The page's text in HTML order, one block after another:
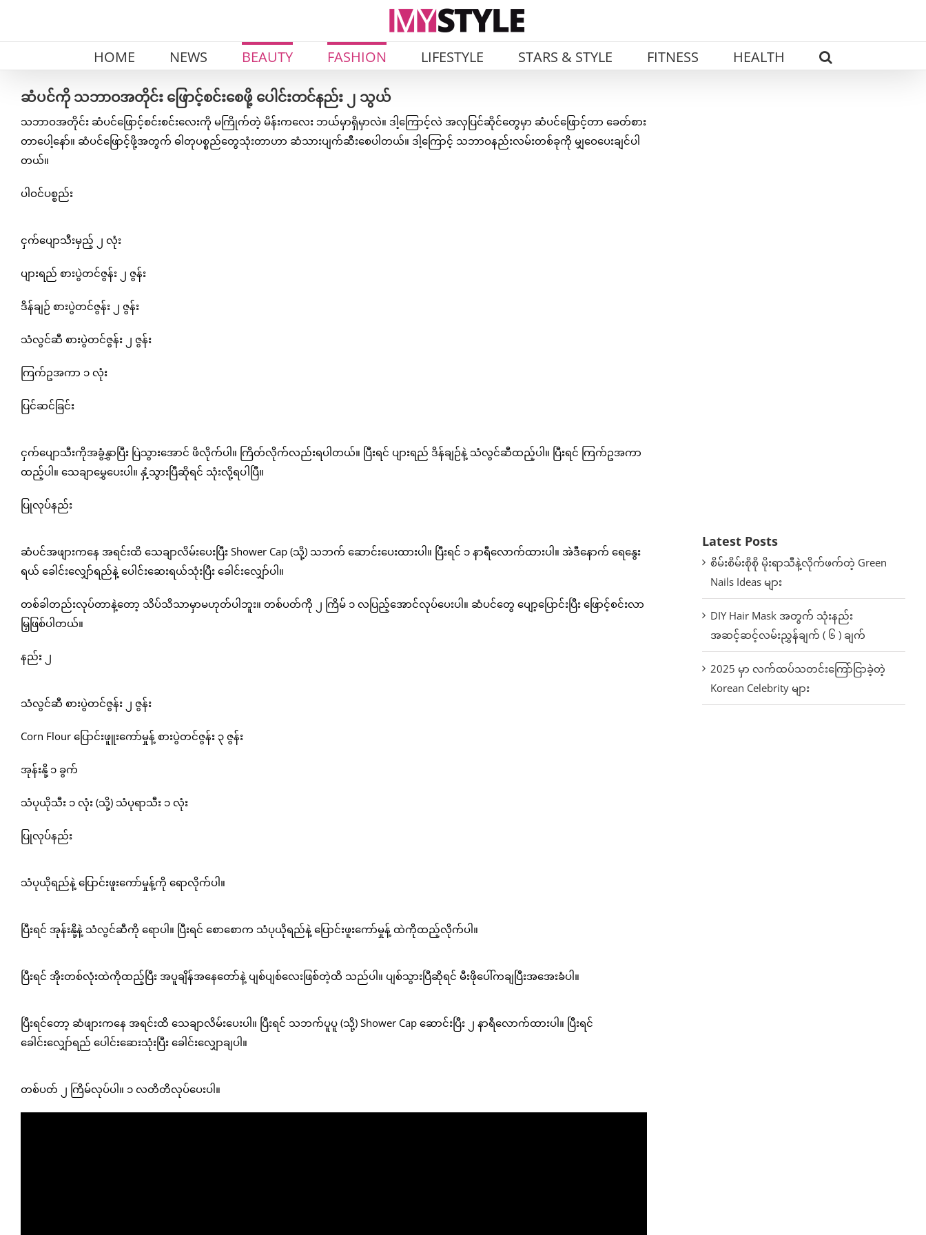
HOME NEWS BEAUTY FASHION LIFESTYLE STARS & STYLE FITNESS HEALTH
ဆံပင်ကို သဘာဝအတိုင်း ဖြောင့်စင်းစေဖို့ ပေါင်းတင်နည်း ၂ သွယ်
သဘာဝအတိုင်း ဆံပင်ဖြောင့်စင်းစင်းလေးကို မကြိုက်တဲ့ မိန်းကလေး ဘယ်မှာရှိမှာလဲ။ ဒါ့ကြောင့်လဲ အလှပြင်ဆိုင်တွေမှာ ဆံပင်ဖြောင့်တာ ခေတ်စား
တာပေါ့နော်။ ဆံပင်ဖြောင့်ဖို့အတွက် ဓါတုပစ္စည်တွေသုံးတာဟာ ဆံသားပျက်ဆီးစေပါတယ်။ ဒါ့ကြောင့် သဘာဝနည်းလမ်းတစ်ခုကို မျှဝေပေးချင်ပါ
တယ်။
ပါဝင်ပစ္စည်း
ငှက်ပျောသီးမှည့် ၂ လုံး
ပျားရည် စားပွဲတင်ဇွန်း ၂ ဇွန်း
ဒိန်ချဉ် စားပွဲတင်ဇွန်း ၂ ဇွန်း
သံလွင်ဆီ စားပွဲတင်ဇွန်း ၂ ဇွန်း
ကြက်ဥအကာ ၁ လုံး
ပြင်ဆင်ခြင်း
ငှက်ပျောသီးကိုအခွံနွှာပြီး ပြဲသွားအောင် ဖိလိုက်ပါ။ ကြိတ်လိုက်လည်းရပါတယ်။ ပြီးရင် ပျားရည် ဒိန်ချဉ်နဲ့ သံလွင်ဆီထည့်ပါ။ ပြီးရင် ကြက်ဥအကာ
ထည့်ပါ။ သေချာမွှေပေးပါ။ နှံ့သွားပြီဆိုရင် သုံးလို့ရပါပြီ။
ပြုလုပ်နည်း
ဆံပင်အဖျားကနေ အရင်းထိ သေချာလိမ်းပေးပြီး Shower Cap (သို့) သဘက် ဆောင်းပေးထားပါ။ ပြီးရင် ၁ နာရီလောက်ထားပါ။ အဲဒီနောက် ရေနွေး
ရယ် ခေါင်းလျှော်ရည်နဲ့ ပေါင်းဆေးရယ်သုံးပြီး ခေါင်းလျှော်ပါ။
တစ်ခါတည်းလုပ်တာနဲ့တော့ သိပ်သိသာမှာမဟုတ်ပါဘူး။ တစ်ပတ်ကို ၂ ကြိမ် ၁ လပြည့်အောင်လုပ်ပေးပါ။ ဆံပင်တွေ ပျော့ပြောင်းပြီး ဖြောင့်စင်းလာ
မြှဖြစ်ပါတယ်။
နည်း ၂
သံလွင်ဆီ စားပွဲတင်ဇွန်း ၂ ဇွန်း
Corn Flour ပြောင်းဖူူးကော်မှုန့် စားပွဲတင်ဇွန်း ၃ ဇွန်း
အုန်းနို့ ၁ ခွက်
သံပုယိုသီး ၁ လုံး (သို့) သံပုရာသီး ၁ လုံး
ပြုလုပ်နည်း
သံပုယိုရည်နဲ့ ပြောင်းဖူးကော်မှုန့်ကို ရောလိုက်ပါ။
ပြီးရင် အုန်းနို့နဲ့ သံလွင်ဆီကို ရောပါ။ ပြီးရင် စောစောက သံပုယိုရည်နဲ့ ပြောင်းဖူးကော်မှုန့် ထဲကိုထည့်လိုက်ပါ။
ပြီးရင် အိုးတစ်လုံးထဲကိုထည့်ပြီး အပူချိန်အနေတော်နဲ့ ပျစ်ပျစ်လေးဖြစ်တဲ့ထိ သည်ပါ။ ပျစ်သွားပြီဆိုရင် မီးဖိုပေါ်ကချပြီးအအေးခံပါ။
ပြီးရင်တော့ ဆံဖျားကနေ အရင်းထိ သေချာလိမ်းပေးပါ။ ပြီးရင် သဘက်ပူပူ (သို့) Shower Cap ဆောင်းပြီး ၂ နာရီလောက်ထားပါ။ ပြီးရင်
ခေါင်းလျှော်ရည် ပေါင်းဆေးသုံးပြီး ခေါင်းလျှောချပါ။
တစ်ပတ် ၂ ကြိမ်လုပ်ပါ။ ၁ လတိတိလုပ်ပေးပါ။
Latest Posts
စိမ်းစိမ်းစိုစို မိုးရာသီနဲ့လိုက်ဖက်တဲ့ Green
Nails Ideas များ
DIY Hair Mask အတွက် သုံးနည်း
အဆင့်ဆင့်လမ်းညွှန်ချက် ( ၆ ) ချက်
2025 မှာ လက်ထပ်သတင်းကြော်ငြာခဲ့တဲ့
Korean Celebrity များ